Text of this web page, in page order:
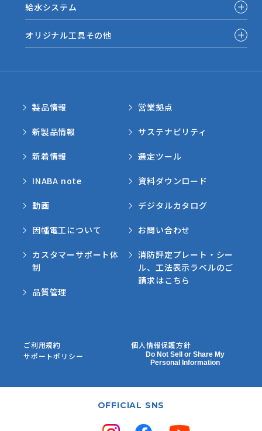
給水システム
オリジナル工具その他
製品情報
新製品情報
新着情報
INABA note
動画
因幡電工について
カスタマーサポート体
制
品質管理
営業拠点
サステナビリティ
選定ツール
資料ダウンロード
デジタルカタログ
お問い合わせ
消防評定プレート・シー
ル、工法表示ラベルのご
請求はこちら
ご利用規約
個人情報保護方針
サポートポリシー
Do Not Sell or Share My
Personal Information
OFFICIAL SNS